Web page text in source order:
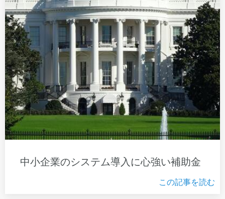
中小企業のシステム導入に心強い補助金
この記事を読む